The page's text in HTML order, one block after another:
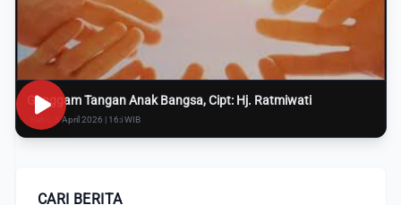
Genggam Tangan Anak Bangsa, Cipt: Hj. Ratmiwati
Rabu, 8 April 2026 | 16:i WIB
CARI BERITA